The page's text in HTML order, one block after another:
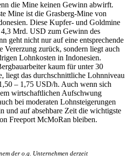
die Mine keinen Gewinn abwirft.
Mine ist die Grasberg-Mine von
Diese Kupfer- und Goldmine
Mrd. USD zum Gewinn des
geht nicht nur auf eine entsprechende
Vererzung zurück, sondern liegt auch
Lohnkosten in Indonesien.
kaum für unter 30
liegt das durchschnittliche Lohnniveau
– 1,75 USD/h. Auch wenn sich
wirtschaftlichen Aufschwung
bei moderaten Lohnsteigerungen
und auf absehbare Zeit die wichtigste
Freeport McMoRan bleiben.
der o.g. Unternehmen derzeit